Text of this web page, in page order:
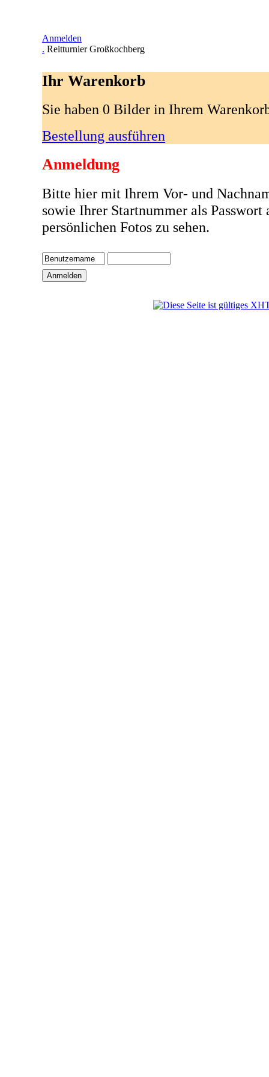
Anmelden
. Reitturnier Großkochberg
Ihr Warenkorb
Sie haben 0 Bilder in Ihrem
Bestellung ausführen
Anmeldung
Bitte hier mit Ihrem Vor- und
sowie Ihrer Startnummer als Passwort
persönlichen Fotos zu sehen.